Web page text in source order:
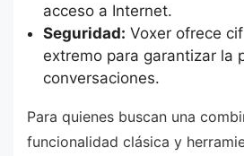
acceso a Internet.
Seguridad: Voxer ofrece
extremo para garantizar la
conversaciones.
Para quienes buscan una
funcionalidad clásica y